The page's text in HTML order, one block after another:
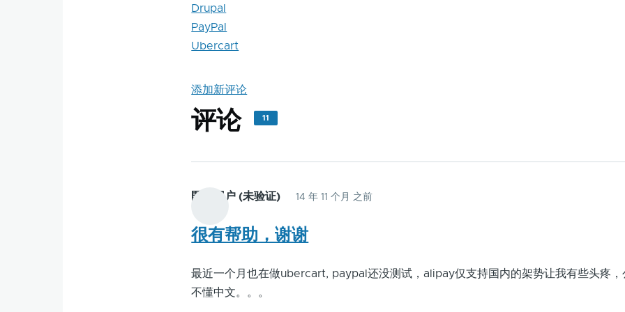
Drupal
PayPal
Ubercart
添加新评论
评论 11
匿名用户 (未验证) 14 年 11 个月 之前
很有帮助，谢谢
最近一个月也在做ubercart, paypal还没测试，alipay仅支持国内的架势让我有些头疼，
不懂中文。。。